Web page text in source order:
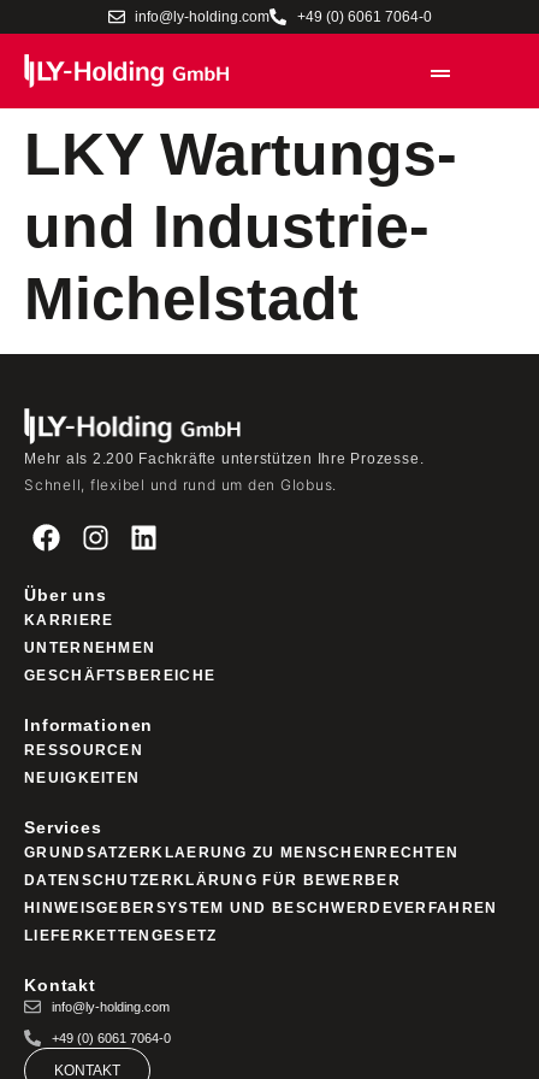
info@ly-holding.com +49 (0) 6061 7064-0
LKY Wartungs-
und Industrie-
Michelstadt
Mehr als 2.200 Fachkräfte unterstützen Ihre Prozesse.
Schnell, flexibel und rund um den Globus.
Über uns
KARRIERE
UNTERNEHMEN
GESCHÄFTSBEREICHE
Informationen
RESSOURCEN
NEUIGKEITEN
Services
GRUNDSATZERKLAERUNG ZU MENSCHENRECHTEN
DATENSCHUTZERKLÄRUNG FÜR BEWERBER
HINWEISGEBERSYSTEM UND BESCHWERDEVERFAHREN
LIEFERKETTENGESETZ
Kontakt
info@ly-holding.com
+49 (0) 6061 7064-0
KONTAKT